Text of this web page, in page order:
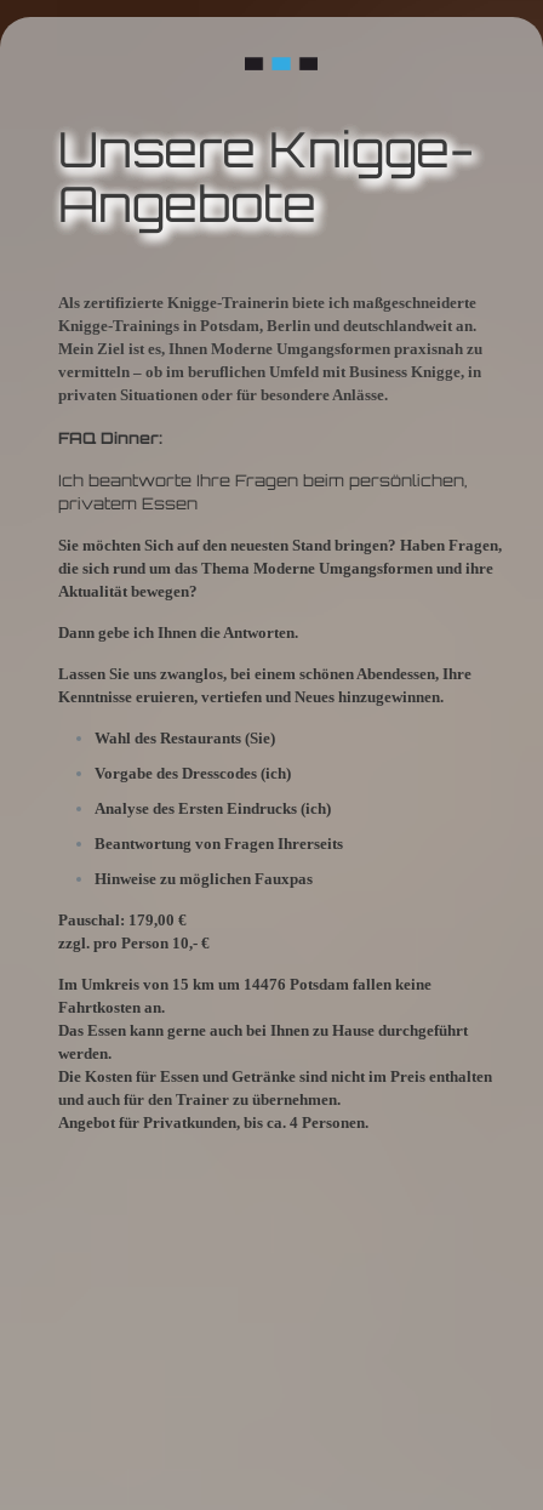
Unsere Knigge-
Angebote
Als zertifizierte Knigge-Trainerin biete ich maßgeschneiderte
Knigge-Trainings in Potsdam, Berlin und deutschlandweit an.
Mein Ziel ist es, Ihnen Moderne Umgangsformen praxisnah zu
vermitteln – ob im beruflichen Umfeld mit Business Knigge, in
privaten Situationen oder für besondere Anlässe.
FAQ Dinner:
Ich beantworte Ihre Fragen beim persönlichen,
privatem Essen
Sie möchten Sich auf den neuesten Stand bringen? Haben Fragen,
die sich rund um das Thema Moderne Umgangsformen und ihre
Aktualität bewegen?
Dann gebe ich Ihnen die Antworten.
Lassen Sie uns zwanglos, bei einem schönen Abendessen, Ihre
Kenntnisse eruieren, vertiefen und Neues hinzugewinnen.
Wahl des Restaurants (Sie)
Vorgabe des Dresscodes (ich)
Analyse des Ersten Eindrucks (ich)
Beantwortung von Fragen Ihrerseits
Hinweise zu möglichen Fauxpas
Pauschal: 179,00 €
zzgl. pro Person 10,- €
Im Umkreis von 15 km um 14476 Potsdam fallen keine
Fahrtkosten an.
Das Essen kann gerne auch bei Ihnen zu Hause durchgeführt
werden.
Die Kosten für Essen und Getränke sind nicht im Preis enthalten
und auch für den Trainer zu übernehmen.
Angebot für Privatkunden, bis ca. 4 Personen.